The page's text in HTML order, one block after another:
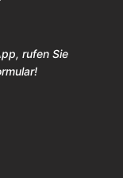
rufen Sie